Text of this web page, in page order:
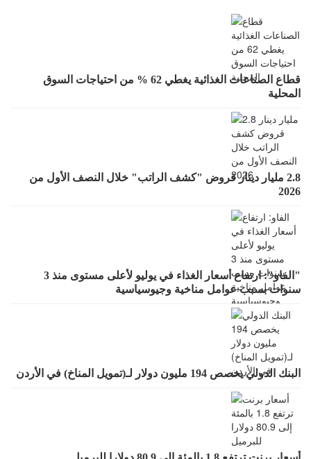
قطاع الصناعات الغذائية يغطي 62 % من احتياجات السوق
المحلية
2.8 مليار دينار قروض "كشف الراتب" خلال النصف الأول من
2026
"الفاو": ارتفاع أسعار الغذاء في يوليو لأعلى مستوى منذ 3
سنوات بسبب عوامل مناخية وجيوسياسية
البنك الدولي يخصص 194 مليون دولار لـ(تمويل المناخ) في الأردن